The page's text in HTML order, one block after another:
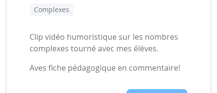
Complexes
Clip vidéo humoristique sur les nombres
complexes tourné avec mes élèves.
Aves fiche pédagogique en commentaire!